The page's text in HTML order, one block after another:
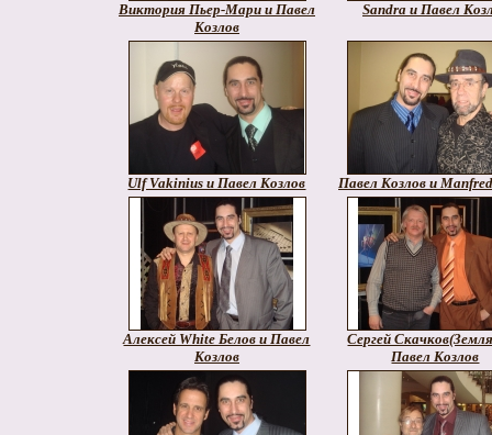
Виктория Пьер-Мари и Павел
Козлов
Sandra и Павел
Ulf Vakinius и Павел Козлов Павел Козлов и
Алексей White Белов и Павел
Козлов
Сергей
Павел Козлов